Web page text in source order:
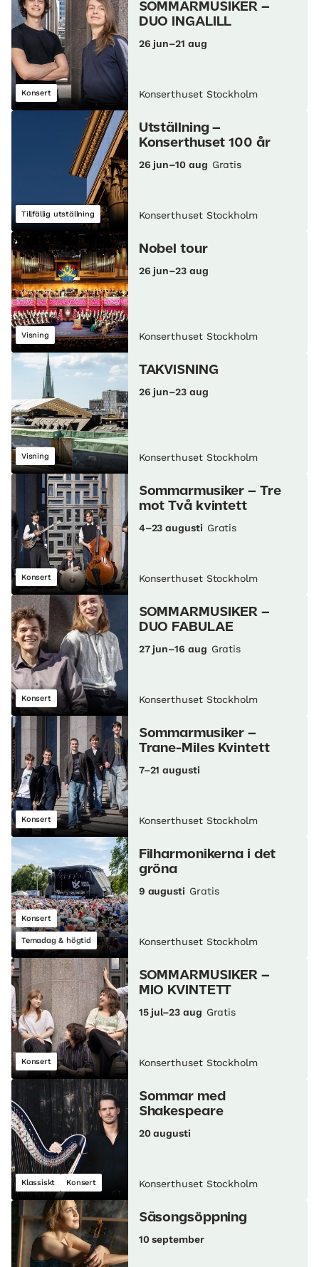
Konsert
SOMMARMUSIKER –
DUO INGALILL
26 jun–21 aug
Konserthuset Stockholm
Tillfällig utställning
Utställning –
Konserthuset 100 år
26 jun–10 aug Gratis
Konserthuset Stockholm
Visning
Nobel tour
26 jun–23 aug
Konserthuset Stockholm
Visning
TAKVISNING
26 jun–23 aug
Konserthuset Stockholm
Konsert
Sommarmusiker – Tre
mot Två kvintett
4–23 augusti Gratis
Konserthuset Stockholm
Konsert
SOMMARMUSIKER –
DUO FABULAE
27 jun–16 aug Gratis
Konserthuset Stockholm
Konsert
Sommarmusiker –
Trane-Miles Kvintett
7–21 augusti
Konserthuset Stockholm
Konsert
Temadag & högtid
Filharmonikerna i det
gröna
9 augusti Gratis
Konserthuset Stockholm
Konsert
SOMMARMUSIKER –
MIO KVINTETT
15 jul–23 aug Gratis
Konserthuset Stockholm
Klassiskt Konsert
Sommar med
Shakespeare
20 augusti
Konserthuset Stockholm
Säsongsöppning
10 september